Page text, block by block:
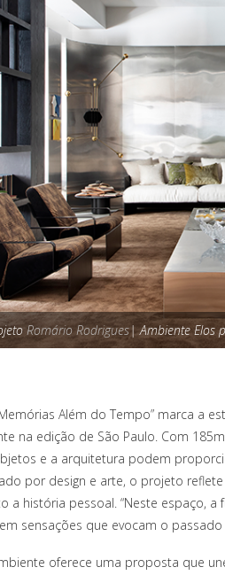
Romário Rodrigues| Ambiente Elos
Além do Tempo” marca a
na edição de São Paulo. Com
e a arquitetura podem
por design e arte, o projeto
a história pessoal. “Neste espaço,
sensações que evocam o
oferece uma proposta que